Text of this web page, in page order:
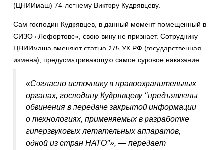
(ЦНИИмаш) 74-летнему Виктору Кудрявцеву.
Сам господин Кудрявцев, в данный момент помещенный в
СИЗО «Лефортово», свою вину не признает. Сотруднику
ЦНИИмаша вменяют статью 275 УК РФ (государственная
измена), предусматривающую самое суровое наказание.
«Согласно источнику в правоохранительных
органах, господину Кудрявцеву ‘’предъявлены
обвинения в передаче закрытой информации
о технологиях, применяемых в разработке
гиперзвуковых летательных аппаратов,
одной из стран НАТО’’», — передает